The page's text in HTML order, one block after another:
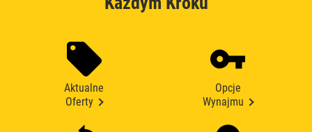
Aktualne
Oferty
Opcje
Wynajmu